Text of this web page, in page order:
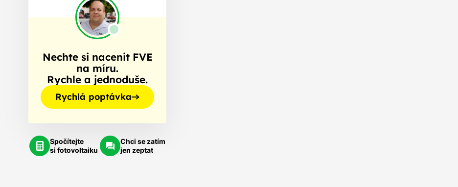
Nechte si nacenit FVE
na míru.
Rychle a jednoduše.
Rychlá poptávka
Spočítejte
si fotovoltaiku
Chci se zatím
jen zeptat